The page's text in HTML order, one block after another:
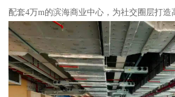
配套4万m的滨海商业中心，为社交圈层打造